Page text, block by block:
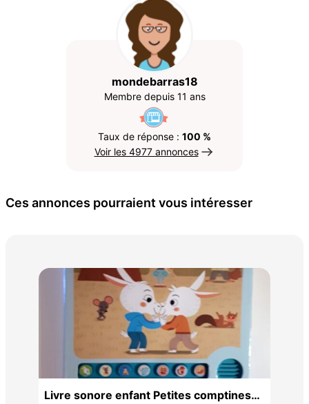
mondebarras18
Membre depuis 11 ans
Taux de réponse : 100 %
Voir les 4977 annonces
Ces annonces pourraient vous intéresser
Livre sonore enfant Petites comptines